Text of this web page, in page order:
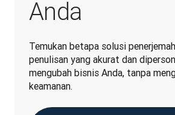
Anda
Temukan betapa solusi
penulisan yang akurat dan
mengubah bisnis Anda, tanpa
keamanan.